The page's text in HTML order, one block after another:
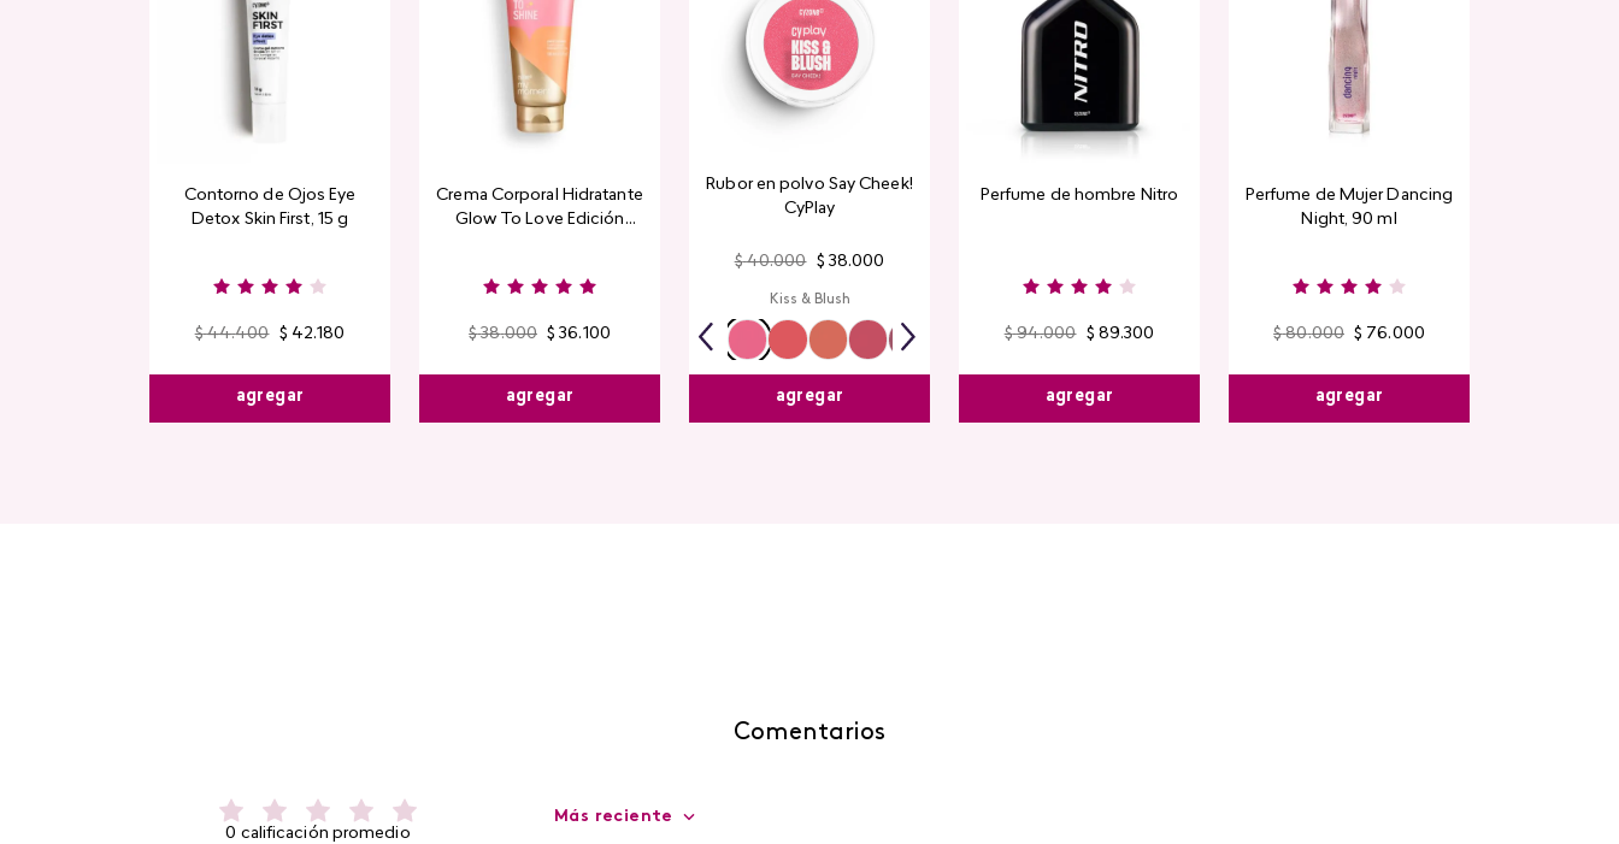
Contorno de Ojos Eye
Detox Skin First, 15 g
$ 44.400 $ 42.180
agregar
Crema Corporal Hidratante
Glow To Love Edición
$ 38.000 $ 36.100
agregar
Rubor en polvo Say Cheek!
CyPlay
$ 40.000 $ 38.000
Kiss & Blush
agregar
Perfume de hombre Nitro
$ 94.000 $ 89.300
agregar
Perfume de Mujer Dancing
Night, 90 ml
$ 80.000 $ 76.000
agregar
Comentarios
0 calificación promedio
Más reciente